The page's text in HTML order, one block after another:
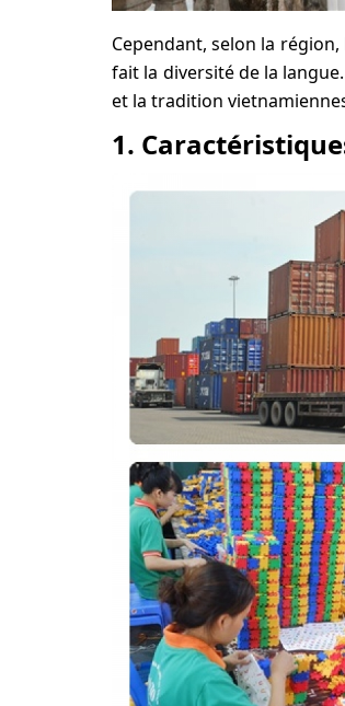
Cependant, selon la
fait la diversité de la
et la tradition
1.